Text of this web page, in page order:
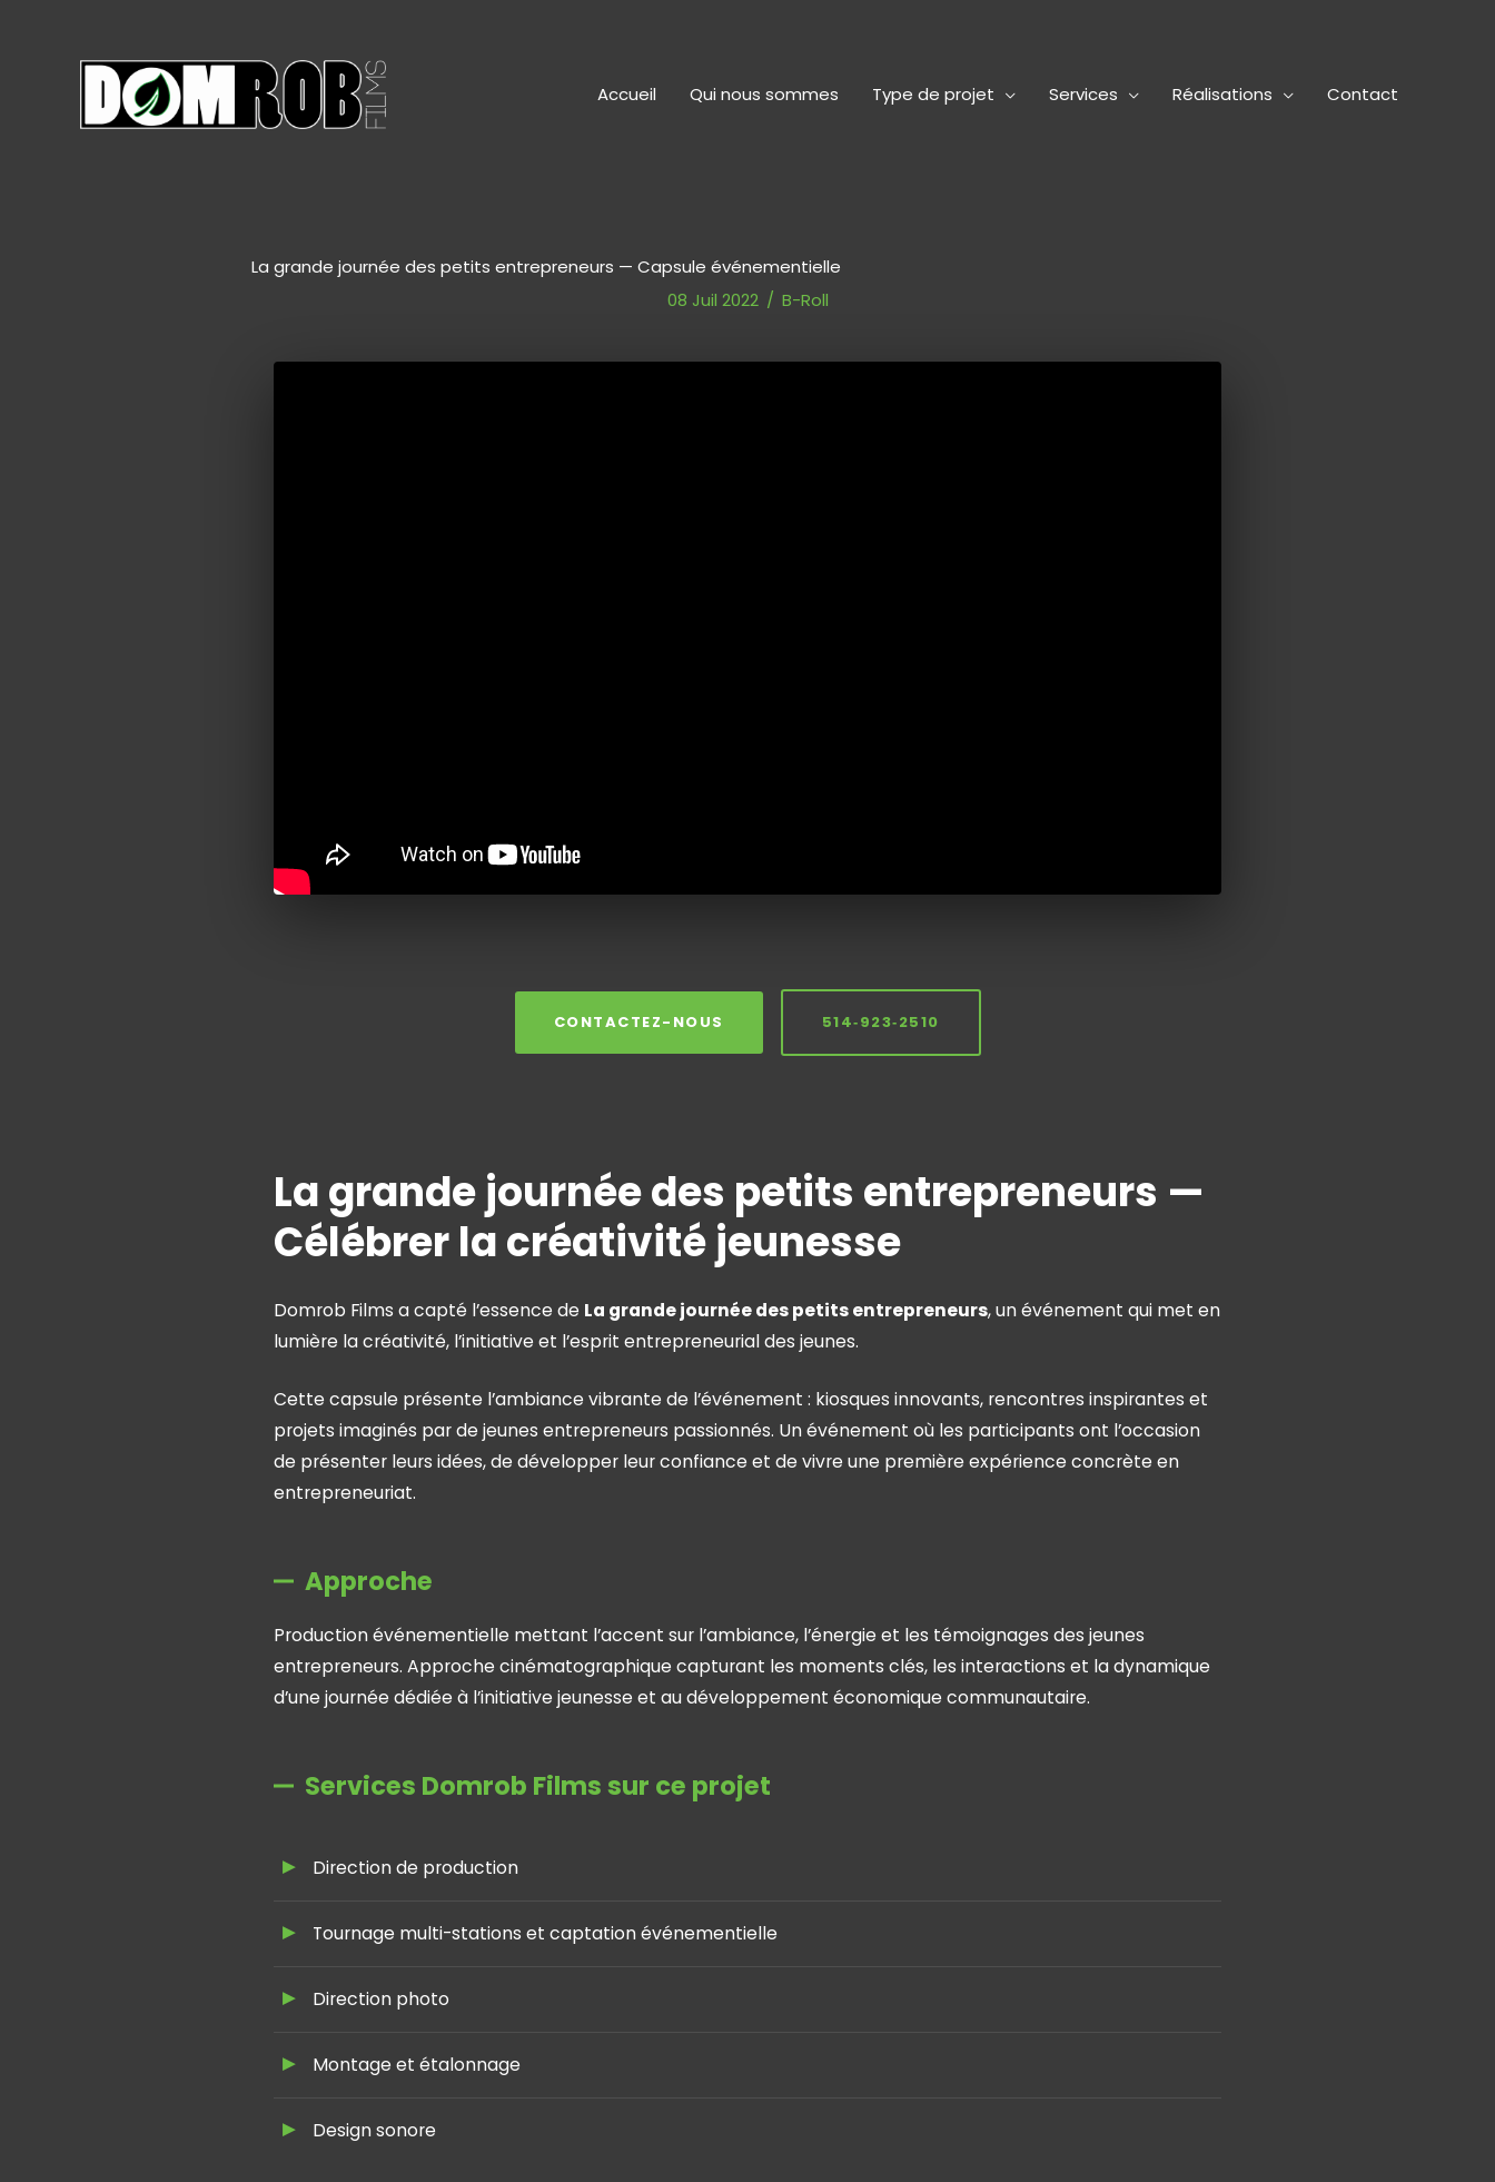
Accueil Qui nous sommes Type de projet Services Réalisations Contact
La grande journée des petits entrepreneurs — Capsule événementielle
08 Juil 2022 / B-Roll
CONTACTEZ-NOUS 514‑923‑2510
La grande journée des petits entrepreneurs —
Célébrer la créativité jeunesse
Domrob Films a capté l’essence de La grande journée des petits entrepreneurs, un événement qui met en
lumière la créativité, l’initiative et l’esprit entrepreneurial des jeunes.
Cette capsule présente l’ambiance vibrante de l’événement : kiosques innovants, rencontres inspirantes et
projets imaginés par de jeunes entrepreneurs passionnés. Un événement où les participants ont l’occasion
de présenter leurs idées, de développer leur confiance et de vivre une première expérience concrète en
entrepreneuriat.
Approche
Production événementielle mettant l’accent sur l’ambiance, l’énergie et les témoignages des jeunes
entrepreneurs. Approche cinématographique capturant les moments clés, les interactions et la dynamique
d’une journée dédiée à l’initiative jeunesse et au développement économique communautaire.
Services Domrob Films sur ce projet
Direction de production
Tournage multi-stations et captation événementielle
Direction photo
Montage et étalonnage
Design sonore